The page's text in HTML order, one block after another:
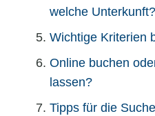
welche Unterkunft?
Wichtige Kriterien
Online buchen
lassen?
Tipps für die